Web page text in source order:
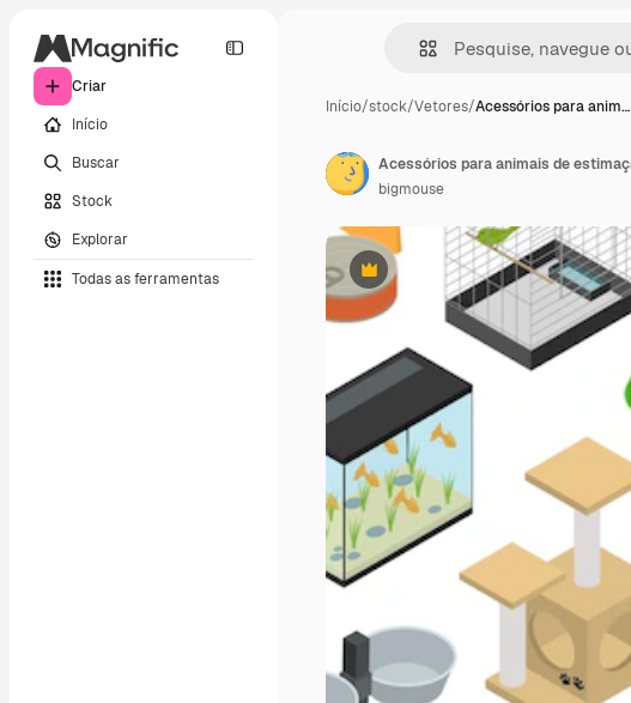
Criar
Início
Buscar
Stock
Explorar
Todas as ferramentas
Início/stock/Vetores/Acessórios para anim…
Premium
bigmouse